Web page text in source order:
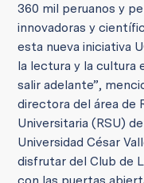
360 mil peruanos y
innovadoras y
esta nueva iniciativa
la lectura y la cultura
salir adelante”,
directora del área de
Universitaria (RSU)
Universidad César
disfrutar del Club de